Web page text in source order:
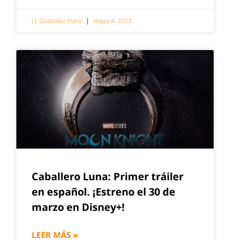
J.J. González Haro mayo 4, 2022
Caballero Luna: Primer tráiler
en español. ¡Estreno el 30 de
marzo en Disney+!
LEER MÁS »